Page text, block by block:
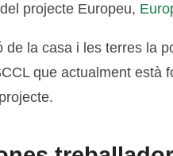
projecte Europeu,
de la casa i les terres la
que actualment està